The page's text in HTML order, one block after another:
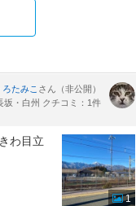
ろたみこ さん（非公開）
坂・白州 クチコミ：1件
わ目立
1